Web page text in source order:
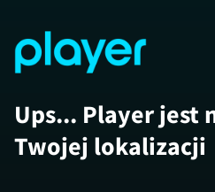
Ups... Player jest
Twojej lokalizacji